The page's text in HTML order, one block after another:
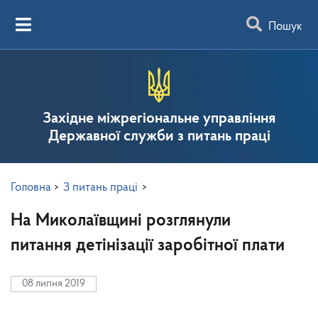
Пошук
Західне міжрегіональне управління
Державної служби з питань праці
Головна > З питань праці >
На Миколаївщині розглянули
питання детінізації заробітної плати
08 липня 2019